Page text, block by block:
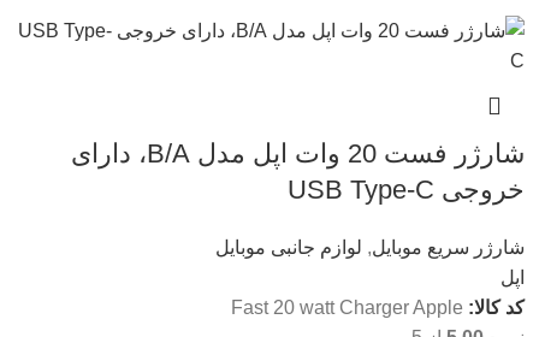
شارژر فست 20 وات اپل مدل B/A، دارای
خروجی USB Type-C
شارژر سریع موبایل, لوازم جانبی موبایل
اپل
کد کالا: Fast 20 watt Charger Apple